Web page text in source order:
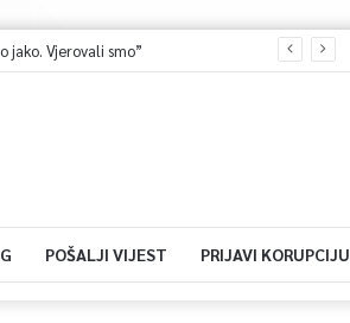
Vjerovali smo”
POŠALJI VIJEST PRIJAVI KORUPCIJU